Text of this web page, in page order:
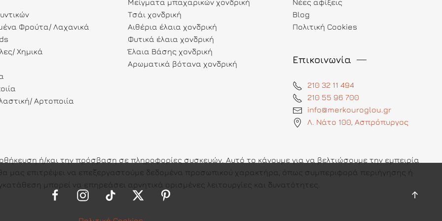
Φρούτα/ Λαχανικά
Χημικά
Αρτοποιία
Μείγματα μπαχαρικών χονδρική
Τσάι χονδρική
Αιθέρια έλαια χονδρική
Φυτικά έλαια χονδρική
Έλαια Βάσης χονδρική
Αρωματικά βότανα χονδρική
Νέες αφίξεις
Blog
Πολιτική Cookies
Επικοινωνία
210 32 11 494
210 55 96 700
info@merkouroglou.gr
Λ. Νάτο 100, Ασπρόπυργος
ή/και την πρόσβαση σε πληροφορίες συσκευών. Αυτό το κάνουμε για να βελτιώσουμε την εμπειρία
θα μας επιτρέψει να επεξεργαστούμε δεδομένα προσωπικού χαρακτήρα, όπως συμπεριφορά περιήγησης ή
μπορεί να επηρεάσει αρνητικά ορισμένες λειτουργίες και δυνατότητες.